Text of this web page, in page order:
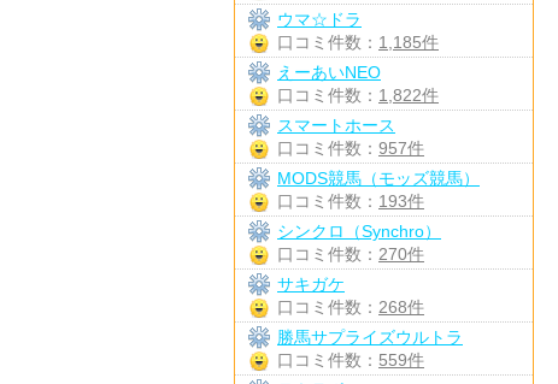
ウマ☆ドラ
口コミ件数： 1,185件
えーあいNEO
口コミ件数： 1,822件
スマートホース
口コミ件数： 957件
MODS競馬（モッズ競馬）
口コミ件数： 193件
シンクロ（Synchro）
口コミ件数： 270件
サキガケ
口コミ件数： 268件
勝馬サプライズウルトラ
口コミ件数： 559件